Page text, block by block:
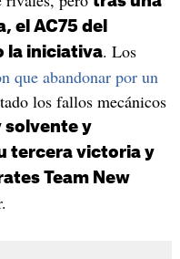
el AC75 del
la iniciativa. Los
que abandonar por un
los fallos mecánicos
solvente y
tercera victoria y
Team New